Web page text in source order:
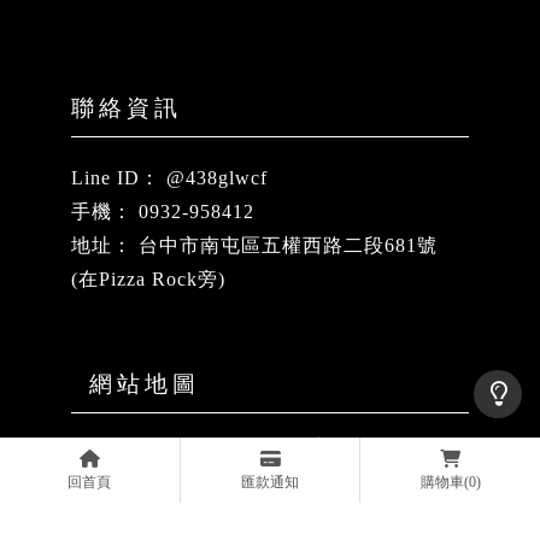
回首頁 匯款通知 購物車(0)
@438glwcf
0932-958412
台中市南屯區五權西路二段681號
(在Pizza Rock旁)
關於鼎泰
商品專區 購物須知